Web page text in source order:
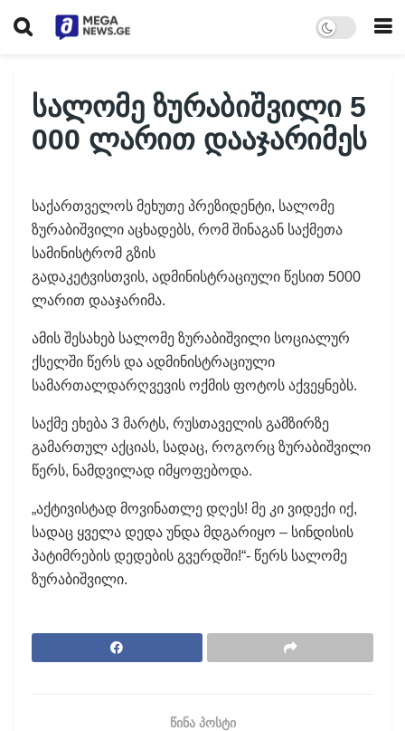
სალომე ზურაბიშვილი 5
000 ლარით დააჯარიმეს
საქართველოს მეხუთე პრეზიდენტი, სალომე
ზურაბიშვილი აცხადებს, რომ შინაგან საქმეთა
სამინისტრომ გზის
გადაკეტვისთვის, ადმინისტრაციული წესით 5000
ლარით დააჯარიმა.
ამის შესახებ სალომე ზურაბიშვილი სოციალურ
ქსელში წერს და ადმინისტრაციული
სამართალდარღვევის ოქმის ფოტოს აქვეყნებს.
საქმე ეხება 3 მარტს, რუსთაველის გამზირზე
გამართულ აქციას, სადაც, როგორც ზურაბიშვილი
წერს, ნამდვილად იმყოფებოდა.
„აქტივისტად მოვინათლე დღეს! მე კი ვიდექი იქ,
სადაც ყველა დედა უნდა მდგარიყო – სინდისის
პატიმრების დედების გვერდში!“- წერს სალომე
ზურაბიშვილი.
წინა პოსტი